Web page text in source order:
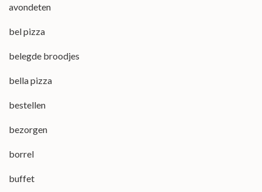
avondeten
bel pizza
belegde broodjes
bella pizza
bestellen
bezorgen
borrel
buffet